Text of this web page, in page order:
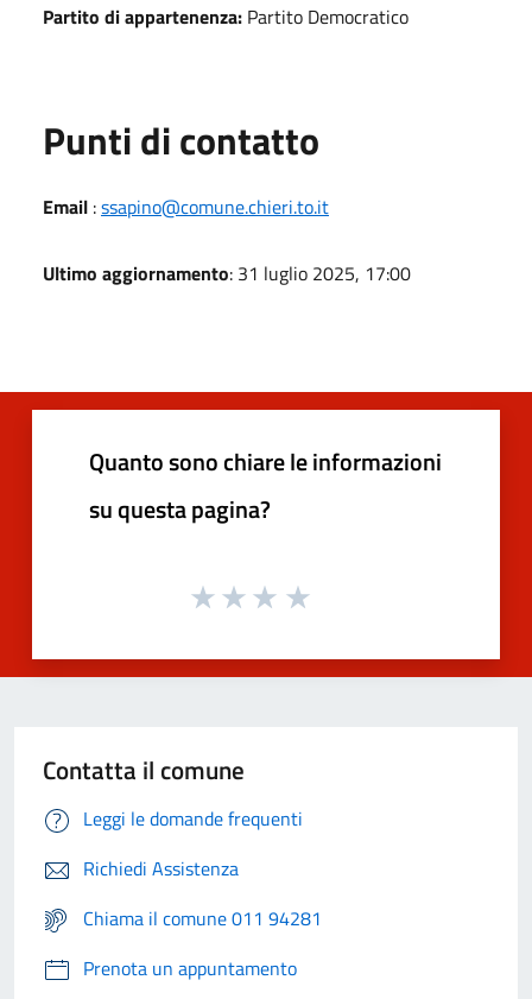
Partito di appartenenza: Partito Democratico
Punti di contatto
Email :ssapino@comune.chieri.to.it
Ultimo aggiornamento: 31 luglio 2025, 17:00
Quanto sono chiare le informazioni
su questa pagina?
Contatta il comune
Leggi le domande frequenti
Richiedi Assistenza
Chiama il comune 011 94281
Prenota un appuntamento